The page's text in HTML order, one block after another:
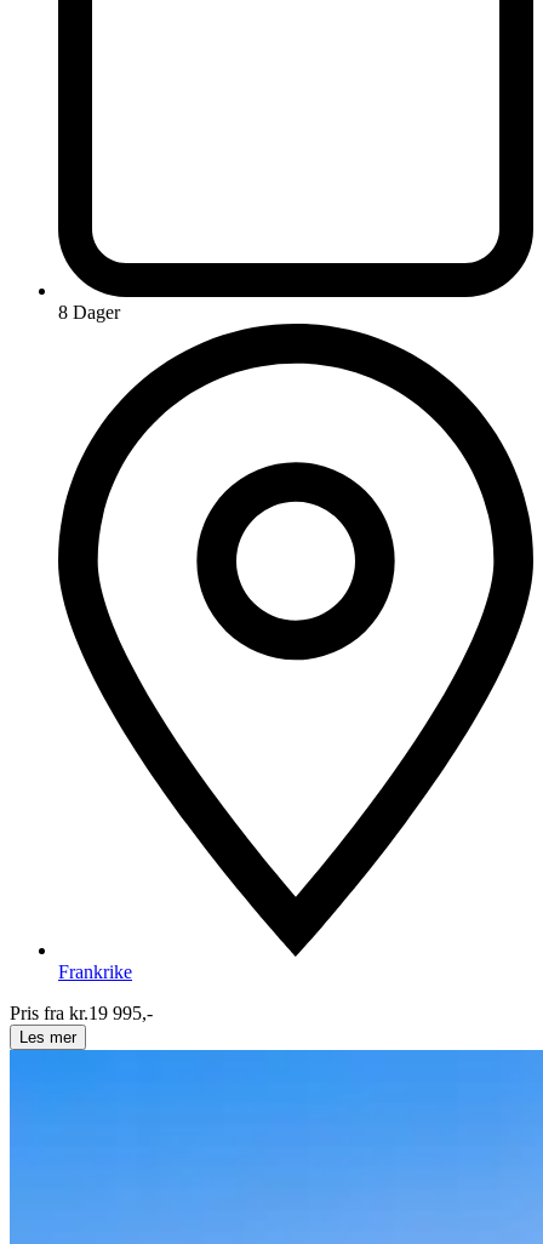
8 Dager
Frankrike
Pris fra kr.19 995,-
Les mer